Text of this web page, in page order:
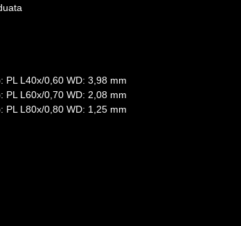
PL L40х/0,60 WD: 3,98 mm
PL L60x/0,70 WD: 2,08 mm
PL L80x/0,80 WD: 1,25 mm